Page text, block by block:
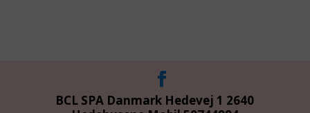
BCL SPA Danmark Hedevej 1 2640